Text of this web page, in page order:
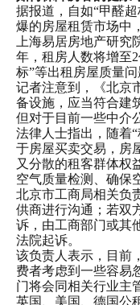
据报道，自如“甲醛
爆的房屋租赁市场中
上海易居房地产研究
年，租房人数将增至
标”等出租房屋质量问
记者注意到，《北京
备设施，应当符合建
但对于目前一些中介
法律人士指出，随着
于房屋买卖交易，房
又分散的租客群体权
空气质量检测、确保
北京市工商局相关负
供商进行沟通；若双
诉，由工商部门或其
法院起诉。
该负责人表示，目前
费者考虑到一些容易
门将会同相关行业主
英国、美国、德国公